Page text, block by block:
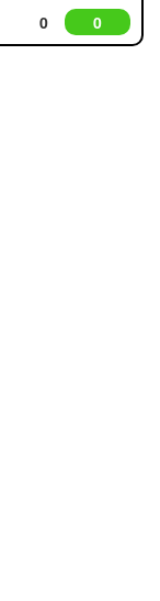
0 0